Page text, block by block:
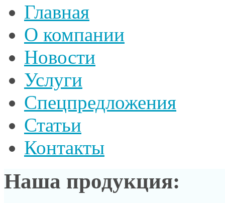
Главная
О компании
Новости
Услуги
Спецпредложения
Статьи
Контакты
Наша продукция: